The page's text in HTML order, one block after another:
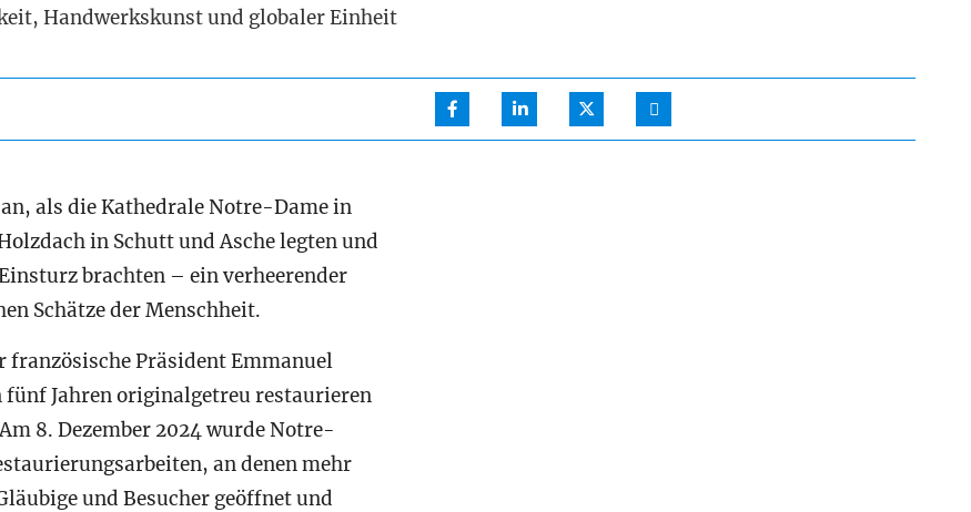
Handwerkskunst und globaler Einheit
als die Kathedrale Notre-Dame in
in Schutt und Asche legten und
brachten – ein verheerender
Schätze der Menschheit.
französische Präsident Emmanuel
Jahren originalgetreu restaurieren
8. Dezember 2024 wurde Notre-
an denen mehr
und Besucher geöffnet und